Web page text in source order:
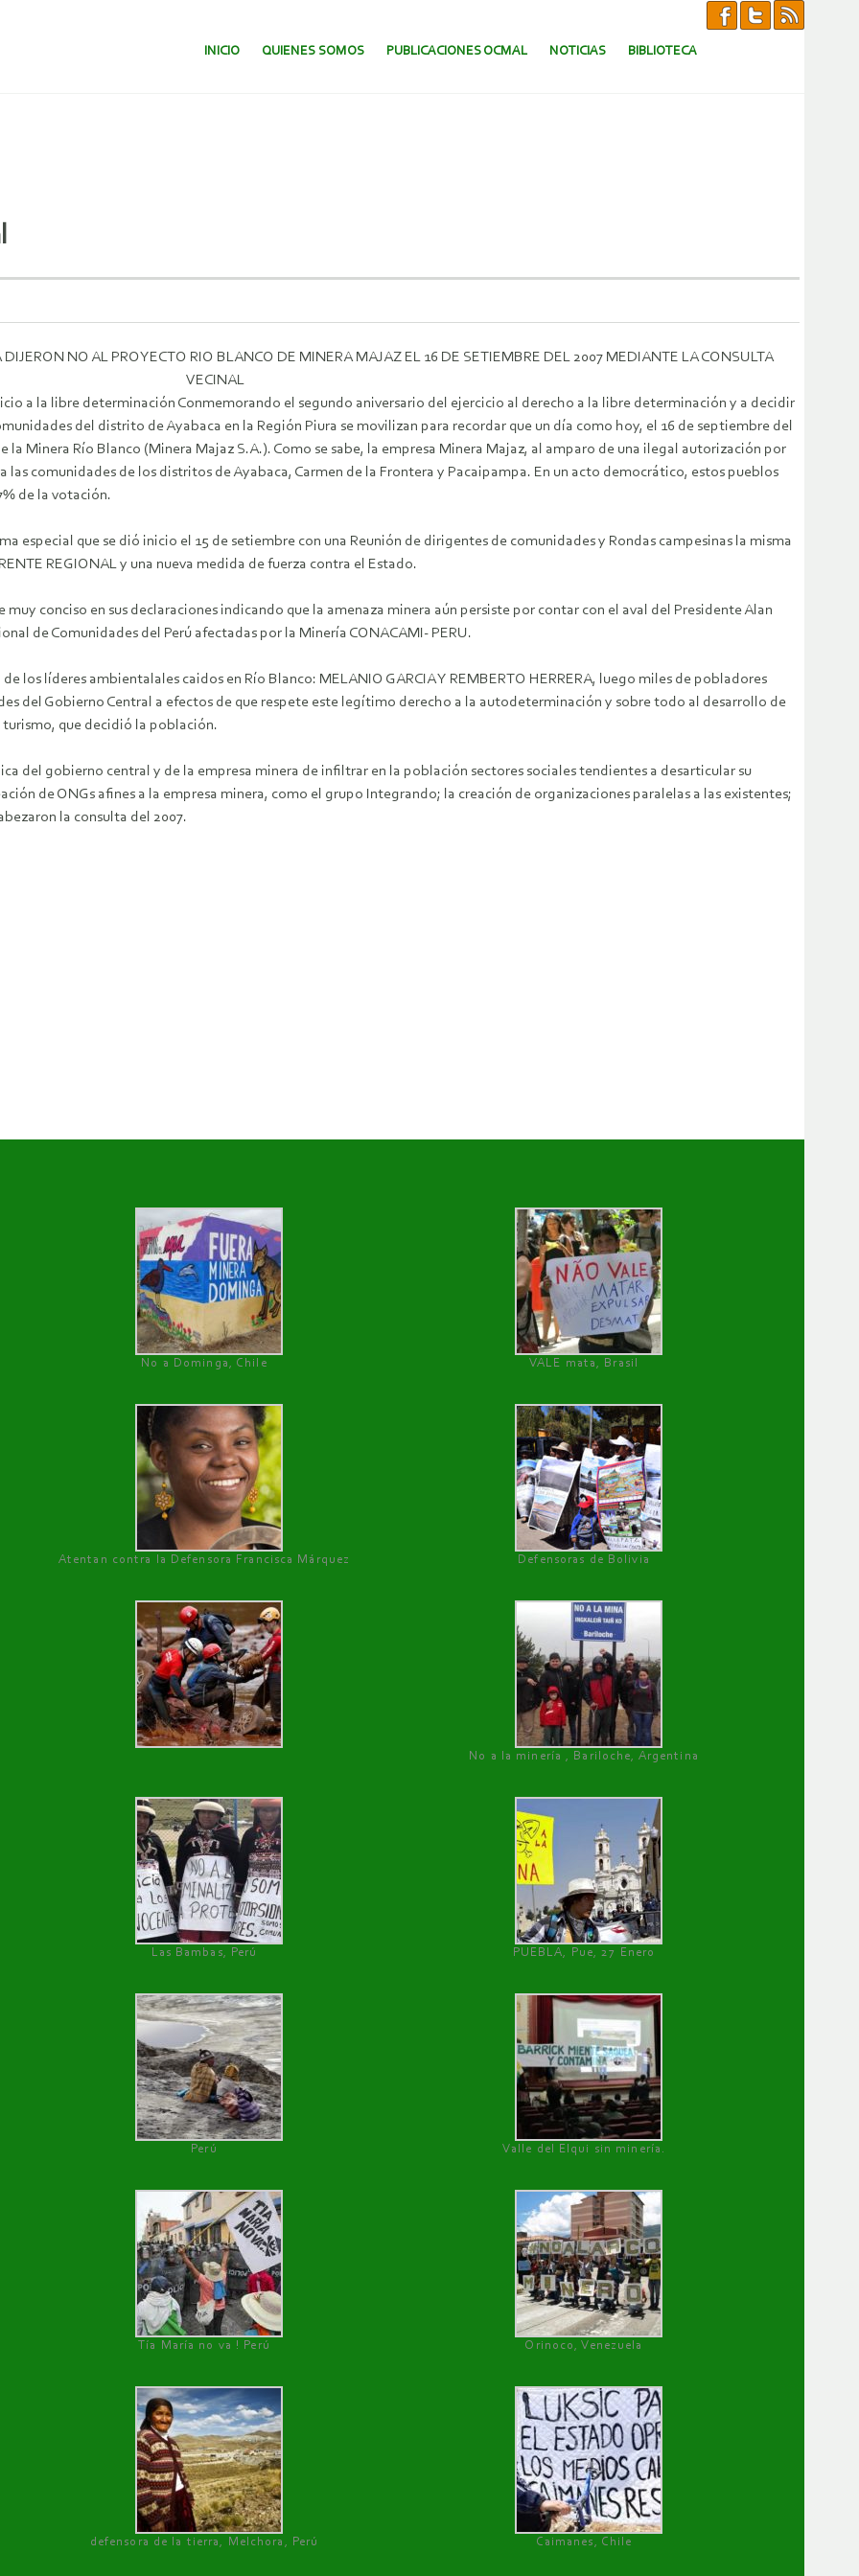
SALTAR AL CONTENIDO.
INICIO QUIENES SOMOS PUBLICACIONES OCMAL NOTICIAS BIBLIOTECA
NO AL PROYECTO RIO BLANCO DE MINERA MAJAZ EL 16 DE SETIEMBRE DEL 2007 MEDIANTE LA CONSULTA
VECINAL
a la libre determinación Conmemorando el segundo aniversario del ejercicio al derecho a la libre determinación y a decidir
del distrito de Ayabaca en la Región Piura se movilizan para recordar que un día como hoy, el 16 de septiembre del
la Minera Río Blanco (Minera Majaz S.A.). Como se sabe, la empresa Minera Majaz, al amparo de una ilegal autorización por
comunidades de los distritos de Ayabaca, Carmen de la Frontera y Pacaipampa. En un acto democrático, estos pueblos
de la votación.
especial que se dió inicio el 15 de setiembre con una Reunión de dirigentes de comunidades y Rondas campesinas la misma
REGIONAL y una nueva medida de fuerza contra el Estado.
conciso en sus declaraciones indicando que la amenaza minera aún persiste por contar con el aval del Presidente Alan
de Comunidades del Perú afectadas por la Minería CONACAMI- PERU.
los líderes ambientalales caidos en Río Blanco: MELANIO GARCIA Y REMBERTO HERRERA, luego miles de pobladores
del Gobierno Central a efectos de que respete este legítimo derecho a la autodeterminación y sobre todo al desarrollo de
que decidió la población.
del gobierno central y de la empresa minera de infiltrar en la población sectores sociales tendientes a desarticular su
de ONGs afines a la empresa minera, como el grupo Integrando; la creación de organizaciones paralelas a las existentes;
la consulta del 2007.
No a Dominga, Chile
VALE mata, Brasil
Atentan contra la Defensora Francisca Márquez Defensoras de Bolivia
No a la minería , Bariloche, Argentina
Las Bambas, Perú PUEBLA, Pue, 27 Enero
Perú Valle del Elqui sin minería.
Tía María no va ! Perú Orinoco, Venezuela
defensora de la tierra, Melchora, Perú Caimanes, Chile